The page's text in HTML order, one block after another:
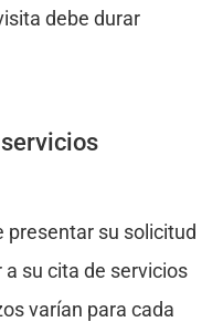
debe durar
presentar su solicitud
su cita de servicios
varían para cada